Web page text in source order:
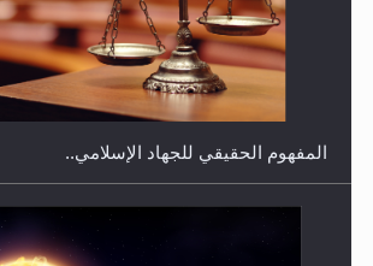
المحجبات؟
المفهوم الحقيقي للجهاد الإسلامي..